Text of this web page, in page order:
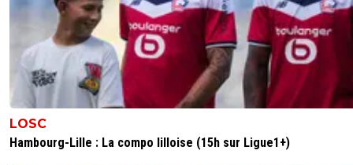
LOSC
Hambourg-Lille : La compo lilloise (15h sur Ligue1+)